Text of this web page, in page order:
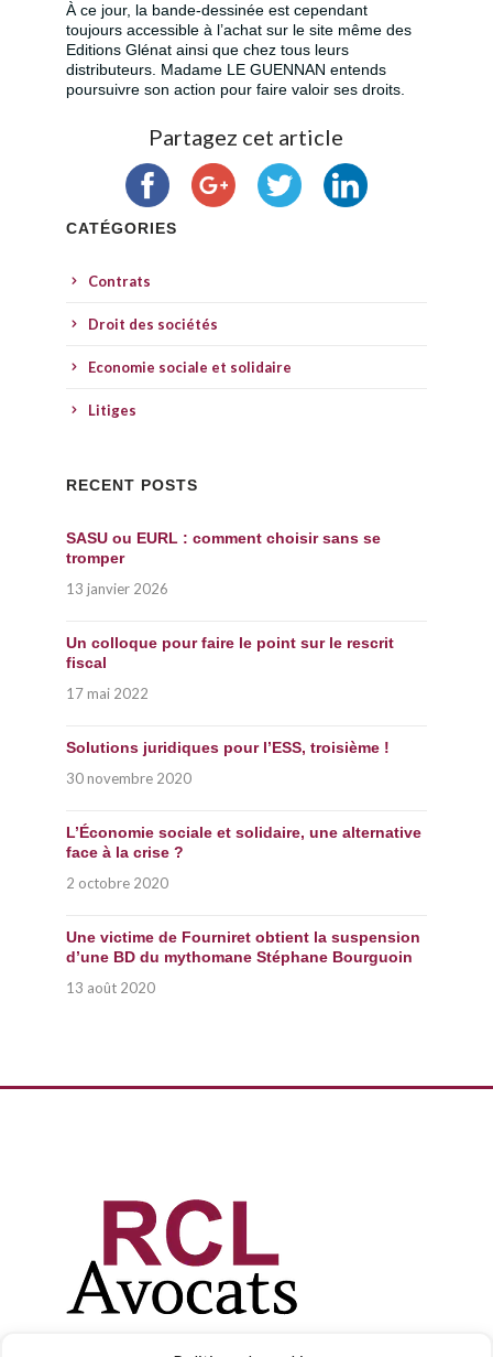
À ce jour, la bande-dessinée est cependant
toujours accessible à l’achat sur le site même des
Editions Glénat ainsi que chez tous leurs
distributeurs. Madame LE GUENNAN entends
poursuivre son action pour faire valoir ses droits.
Partagez cet article
CATÉGORIES
Contrats
Droit des sociétés
Economie sociale et solidaire
Litiges
RECENT POSTS
SASU ou EURL : comment choisir sans se
tromper
13 janvier 2026
Un colloque pour faire le point sur le rescrit
fiscal
17 mai 2022
Solutions juridiques pour l’ESS, troisième !
30 novembre 2020
L’Économie sociale et solidaire, une alternative
face à la crise ?
2 octobre 2020
Une victime de Fourniret obtient la suspension
d’une BD du mythomane Stéphane Bourguoin
13 août 2020